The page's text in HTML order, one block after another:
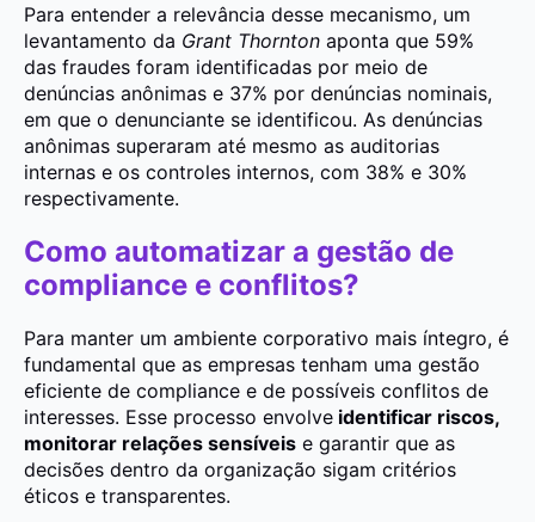
Para entender a relevância desse mecanismo, um
levantamento da Grant Thornton aponta que 59%
das fraudes foram identificadas por meio de
denúncias anônimas e 37% por denúncias nominais,
em que o denunciante se identificou. As denúncias
anônimas superaram até mesmo as auditorias
internas e os controles internos, com 38% e 30%
respectivamente.
Como automatizar a gestão de
compliance e conflitos?
Para manter um ambiente corporativo mais íntegro, é
fundamental que as empresas tenham uma gestão
eficiente de compliance e de possíveis conflitos de
interesses. Esse processo envolve identificar riscos,
monitorar relações sensíveis e garantir que as
decisões dentro da organização sigam critérios
éticos e transparentes.